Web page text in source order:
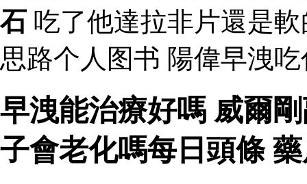
石 吃了他達拉非片還是
思路个人图书 陽偉早洩
早洩能治療好嗎 威爾
子會老化嗎每日頭條